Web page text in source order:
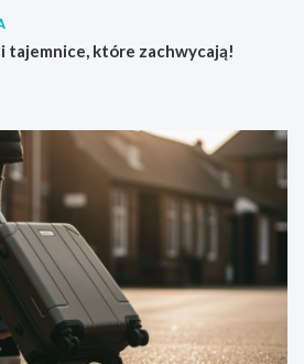
tajemnice, które zachwycają!